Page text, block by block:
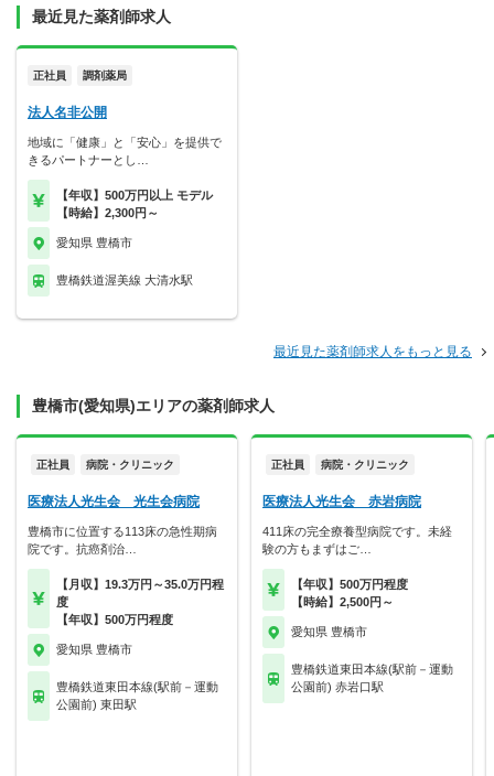
最近見た薬剤師求人
正社員 調剤薬局
法人名非公開
地域に「健康」と「安心」を提供で
きるパートナーとし…
【年収】500万円以上 モデル
【時給】2,300円～
愛知県 豊橋市
豊橋鉄道渥美線 大清水駅
最近見た薬剤師求人をもっと見る
豊橋市(愛知県)エリアの薬剤師求人
正社員 病院・クリニック
医療法人光生会 光生会病院
豊橋市に位置する113床の急性期病
院です。抗癌剤治…
【月収】19.3万円～35.0万円程
度
【年収】500万円程度
愛知県 豊橋市
豊橋鉄道東田本線(駅前－運動
公園前) 東田駅
正社員 病院・クリニック
医療法人光生会 赤岩病院
411床の完全療養型病院です。未経
験の方もまずはご…
【年収】500万円程度
【時給】2,500円～
愛知県 豊橋市
豊橋鉄道東田本線(駅前－運動
公園前) 赤岩口駅